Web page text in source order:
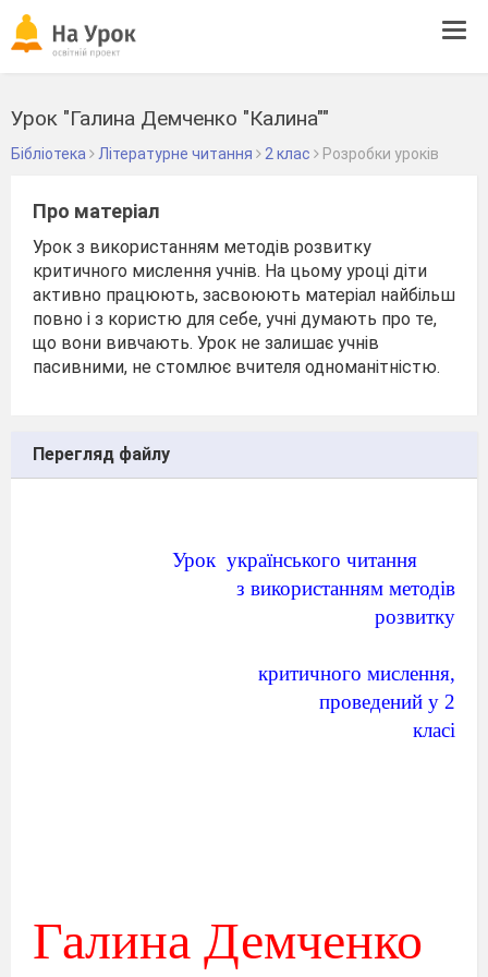
Урок "Галина Демченко "Калина""
Бібліотека Літературне читання 2 клас Розробки уроків
Про матеріал
Урок з використанням методів розвитку
критичного мислення учнів. На цьому уроці діти
активно працюють, засвоюють матеріал найбільш
повно і з користю для себе, учні думають про те,
що вони вивчають. Урок не залишає учнів
пасивними, не стомлює вчителя одноманітністю.
Перегляд файлу
Урок українського читання
з використанням методів
розвитку
критичного мислення,
проведений у 2
класі
Галина Демченко